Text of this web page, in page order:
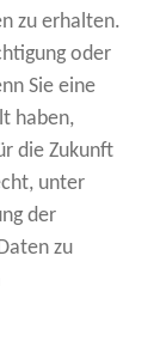
zu erhalten.
oder
Sie eine
haben,
die Zukunft
unter
der
zu